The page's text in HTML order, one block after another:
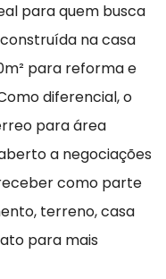
para quem busca
na casa
para reforma e
diferencial, o
para área
a negociações
como parte
terreno, casa
para mais